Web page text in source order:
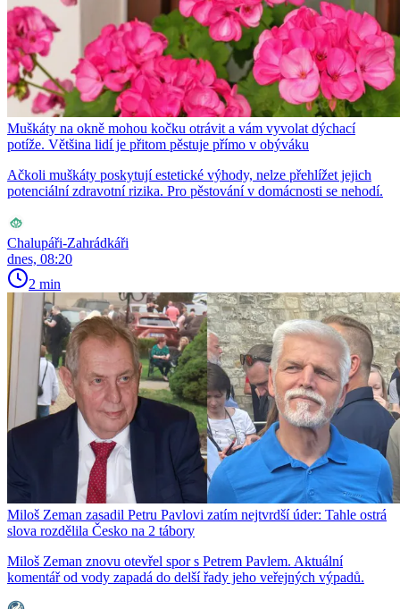
Muškáty na okně mohou kočku otrávit a vám vyvolat dýchací
potíže. Většina lidí je přitom pěstuje přímo v obýváku
Ačkoli muškáty poskytují estetické výhody, nelze přehlížet jejich
potenciální zdravotní rizika. Pro pěstování v domácnosti se nehodí.
Chalupáři-Zahrádkáři
dnes, 08:20
2 min
Miloš Zeman zasadil Petru Pavlovi zatím nejtvrdší úder: Tahle ostrá
slova rozdělila Česko na 2 tábory
Miloš Zeman znovu otevřel spor s Petrem Pavlem. Aktuální
komentář od vody zapadá do delší řady jeho veřejných výpadů.